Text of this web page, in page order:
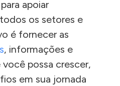
apoiar
os setores e
é fornecer as
, informações e
possa crescer,
em sua jornada